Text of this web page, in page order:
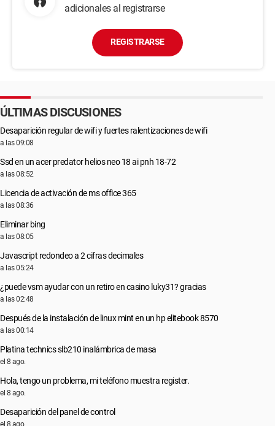
adicionales al registrarse
REGISTRARSE
ÚLTIMAS DISCUSIONES
Desaparición regular de wifi y fuertes ralentizaciones de wifi
a las 09:08
Ssd en un acer predator helios neo 18 ai pnh 18-72
a las 08:52
Licencia de activación de ms office 365
a las 08:36
Eliminar bing
a las 08:05
Javascript redondeo a 2 cifras decimales
a las 05:24
¿puede vsm ayudar con un retiro en casino luky31? gracias
a las 02:48
Después de la instalación de linux mint en un hp elitebook 8570
a las 00:14
Platina technics slb210 inalámbrica de masa
el 8 ago.
Hola, tengo un problema, mi teléfono muestra register.
el 8 ago.
Desaparición del panel de control
el 8 ago.